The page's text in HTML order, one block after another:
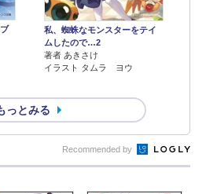
私、蜘蛛なモンスターをテイ
ムしたので…2
著者 あきさけ
イラスト タムラ ヨウ
っとみる
Recommended by